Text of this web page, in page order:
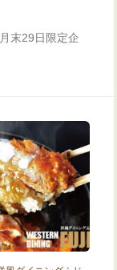
末29日限定企